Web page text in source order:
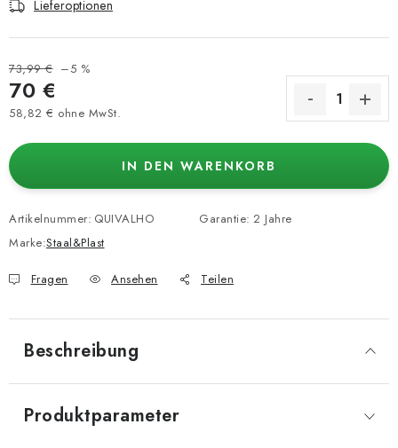
Lieferoptionen
73,99 € –5 %
70 €
58,82 € ohne MwSt.
IN DEN WARENKORB
Artikelnummer: QUIVALHO
Marke:Staal&Plast
Garantie: 2 Jahre
Fragen Ansehen Teilen
Beschreibung
Produktparameter